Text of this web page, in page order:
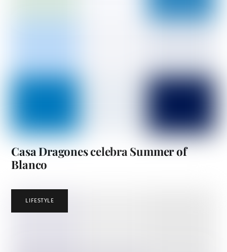
Casa Dragones celebra Summer of
Blanco
LIFESTYLE